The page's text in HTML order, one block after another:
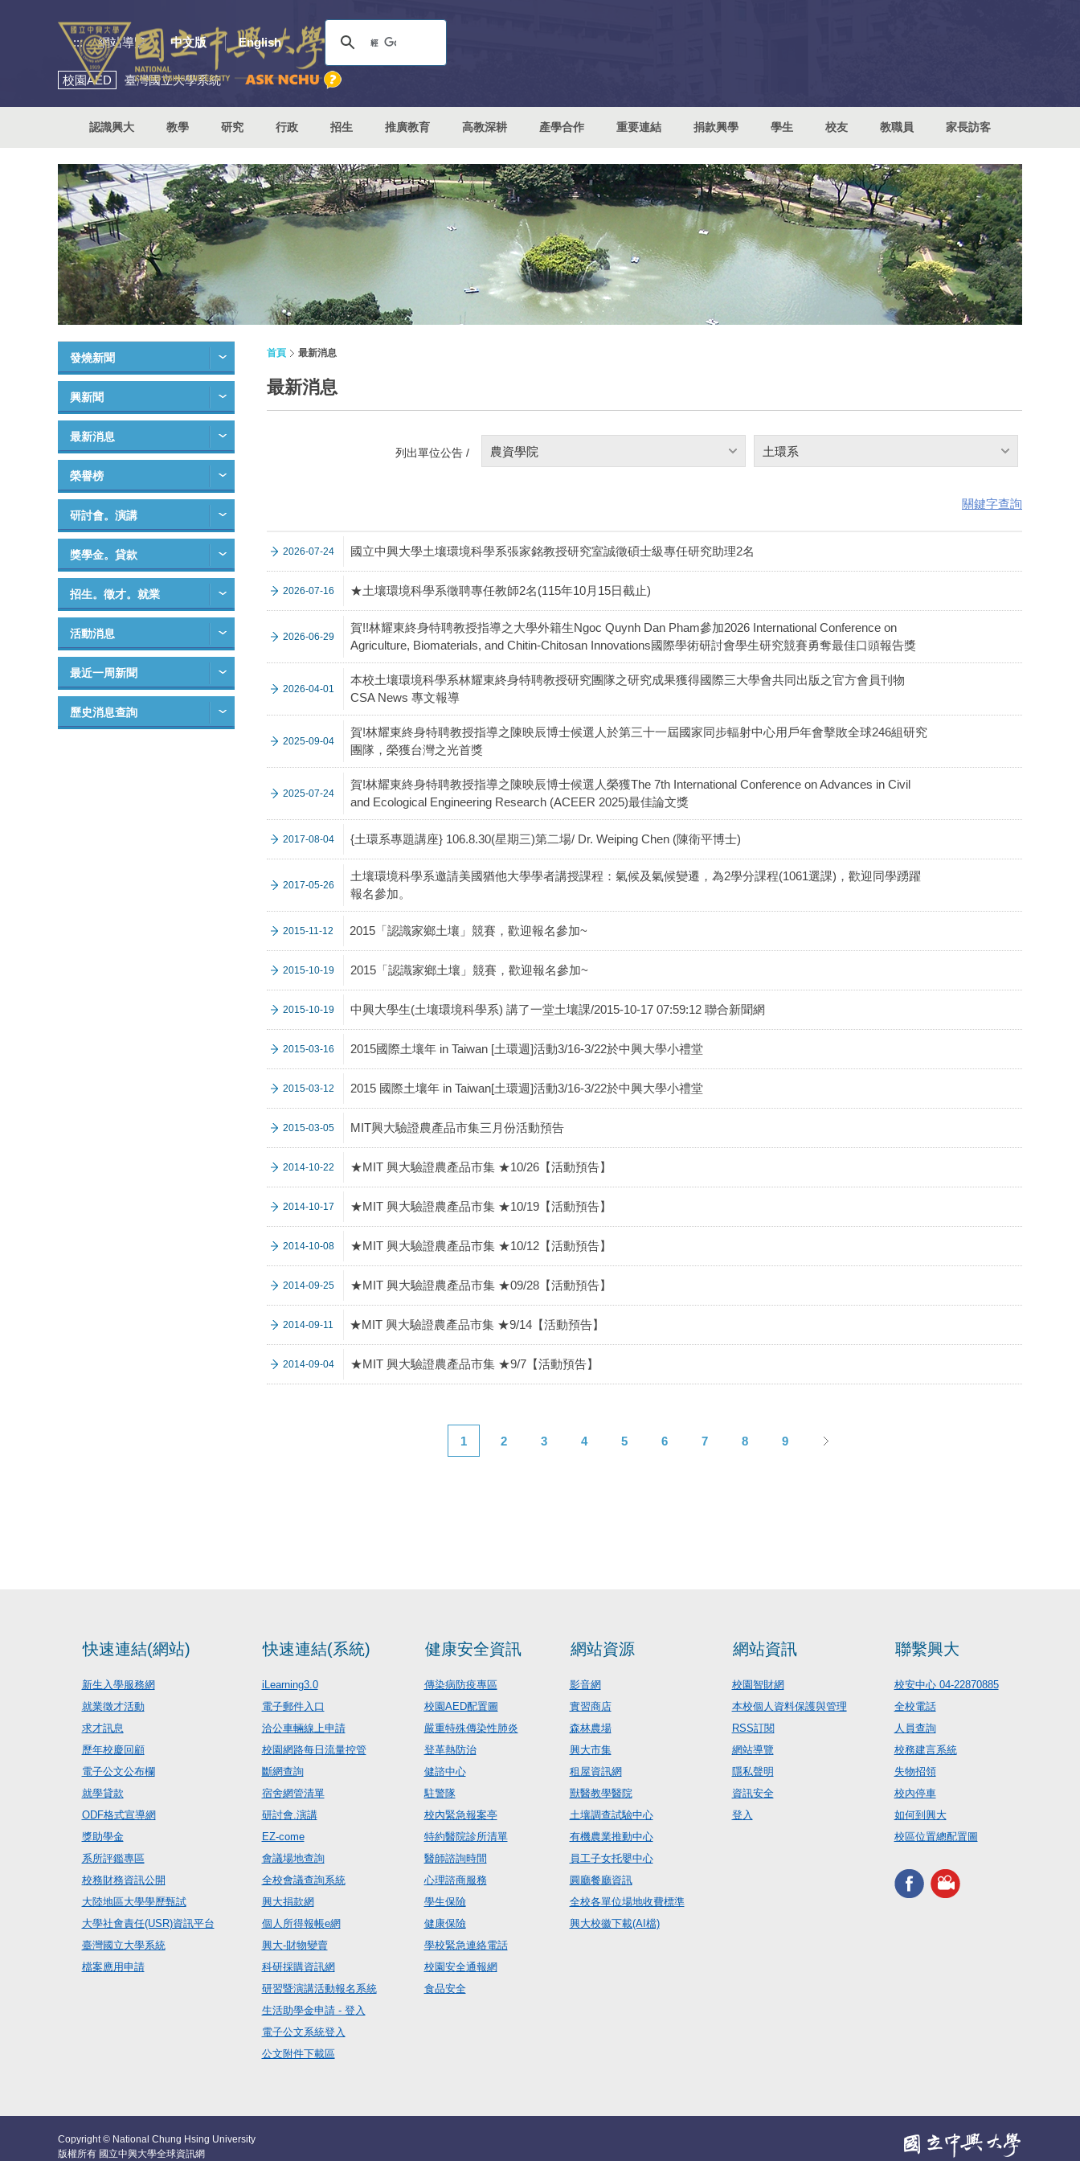
::: 網站導覽 中文版 English
校園AED 臺灣國立大學系統
認識興大 教學 研究 行政 招生 推廣教育 高教深耕 產學合作 重要連結 捐款興學 學生 校友 教職員 家長訪客
發燒新聞
興新聞
最新消息
榮譽榜
研討會。演講
獎學金。貸款
招生。徵才。就業
活動消息
最近一周新聞
歷史消息查詢
首頁 最新消息
最新消息
列出單位公告 / 農資學院 土環系
關鍵字查詢
2026-07-24 國立中興大學土壤環境科學系張家銘教授研究室誠徵碩士級專任研究助理2名
2026-07-16 ★土壤環境科學系徵聘專任教師2名(115年10月15日截止)
2026-06-29
賀!!林耀東終身特聘教授指導之大學外籍生Ngoc Quynh Dan Pham參加2026 International Conference on
Agriculture, Biomaterials, and Chitin-Chitosan Innovations國際學術研討會學生研究競賽勇奪最佳口頭報告獎
2026-04-01
本校土壤環境科學系林耀東終身特聘教授研究團隊之研究成果獲得國際三大學會共同出版之官方會員刊物
CSA News 專文報導
2025-09-04
賀!林耀東終身特聘教授指導之陳映辰博士候選人於第三十一屆國家同步輻射中心用戶年會擊敗全球246組研究
團隊，榮獲台灣之光首獎
2025-07-24
賀!林耀東終身特聘教授指導之陳映辰博士候選人榮獲The 7th International Conference on Advances in Civil
and Ecological Engineering Research (ACEER 2025)最佳論文獎
2017-08-04 {土環系專題講座} 106.8.30(星期三)第二場/ Dr. Weiping Chen (陳衛平博士)
2017-05-26
土壤環境科學系邀請美國猶他大學學者講授課程：氣候及氣候變遷，為2學分課程(1061選課)，歡迎同學踴躍
報名參加。
2015-11-12 2015「認識家鄉土壤」競賽，歡迎報名參加~
2015-10-19 2015「認識家鄉土壤」競賽，歡迎報名參加~
2015-10-19 中興大學生(土壤環境科學系) 講了一堂土壤課/2015-10-17 07:59:12 聯合新聞網
2015-03-16 2015國際土壤年 in Taiwan [土環週]活動3/16-3/22於中興大學小禮堂
2015-03-12 2015 國際土壤年 in Taiwan[土環週]活動3/16-3/22於中興大學小禮堂
2015-03-05 MIT興大驗證農產品市集三月份活動預告
2014-10-22 ★MIT 興大驗證農產品市集 ★10/26【活動預告】
2014-10-17 ★MIT 興大驗證農產品市集 ★10/19【活動預告】
2014-10-08 ★MIT 興大驗證農產品市集 ★10/12【活動預告】
2014-09-25 ★MIT 興大驗證農產品市集 ★09/28【活動預告】
2014-09-11 ★MIT 興大驗證農產品市集 ★9/14【活動預告】
2014-09-04 ★MIT 興大驗證農產品市集 ★9/7【活動預告】
1 2 3 4 5 6 7 8 9
快速連結(網站)
新生入學服務網
就業徵才活動
求才訊息
歷年校慶回顧
電子公文公布欄
就學貸款
ODF格式宣導網
獎助學金
系所評鑑專區
校務財務資訊公開
大陸地區大學學歷甄試
大學社會責任(USR)資訊平台
臺灣國立大學系統
檔案應用申請
快速連結(系統)
iLearning3.0
電子郵件入口
洽公車輛線上申請
校園網路每日流量控管
斷網查詢
宿舍網管清單
研討會.演講
EZ-come
會議場地查詢
全校會議查詢系統
興大捐款網
個人所得報帳e網
興大-財物變賣
科研採購資訊網
研習暨演講活動報名系統
生活助學金申請 - 登入
電子公文系統登入
公文附件下載區
健康安全資訊
傳染病防疫專區
校園AED配置圖
嚴重特殊傳染性肺炎
登革熱防治
健諮中心
駐警隊
校內緊急報案亭
特約醫院診所清單
醫師諮詢時間
心理諮商服務
學生保險
健康保險
學校緊急連絡電話
校園安全通報網
食品安全
網站資源
影音網
實習商店
森林農場
興大市集
租屋資訊網
獸醫教學醫院
土壤調查試驗中心
有機農業推動中心
員工子女托嬰中心
圓廳餐廳資訊
全校各單位場地收費標準
興大校徽下載(AI檔)
網站資訊
校園智財網
本校個人資料保護與管理
RSS訂閱
網站導覽
隱私聲明
資訊安全
登入
聯繫興大
校安中心 04-22870885
全校電話
人員查詢
校務建言系統
失物招領
校內停車
如何到興大
校區位置總配置圖
Copyright © National Chung Hsing University
版權所有 國立中興大學全球資訊網